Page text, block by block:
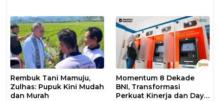
Ketahanan Ekonomi
Nasional
STEAM Olympiad 2026 di
Roma
Rembuk Tani Mamuju,
Zulhas: Pupuk Kini Mudah
dan Murah
Momentum 8 Dekade
BNI, Transformasi
Perkuat Kinerja dan Daya